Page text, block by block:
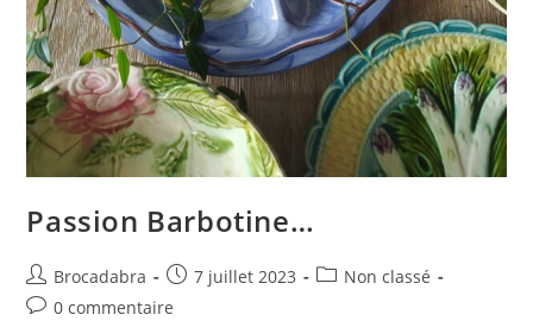
Passion Barbotine…
Auteur/autrice
de
Brocadabra
Publication
publiée :
7 juillet 2023
PostNon classé
Commentaires
0 commentaire